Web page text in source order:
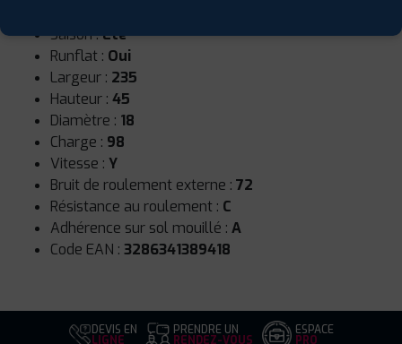
Saison :Été
Runflat : Oui
Largeur : 235
Hauteur : 45
Diamètre : 18
Charge : 98
Vitesse : Y
Bruit de roulement externe : 72
Résistance au roulement : C
Adhérence sur sol mouillé : A
Code EAN : 3286341389418
DEVIS EN
LIGNE
PRENDRE UN
RENDEZ-VOUS
ESPACE
PRO